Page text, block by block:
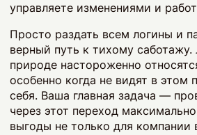
управляете изменениями и
Просто раздать всем логины и
верный путь к тихому
природе настороженно
особенно когда не видят в этом
себя. Ваша главная задача —
через этот переход
выгоды не только для компании